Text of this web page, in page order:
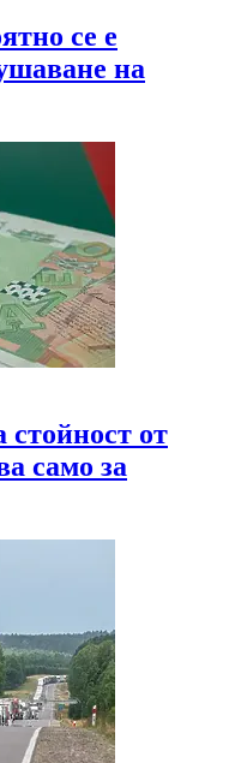
се е
на
от
само за